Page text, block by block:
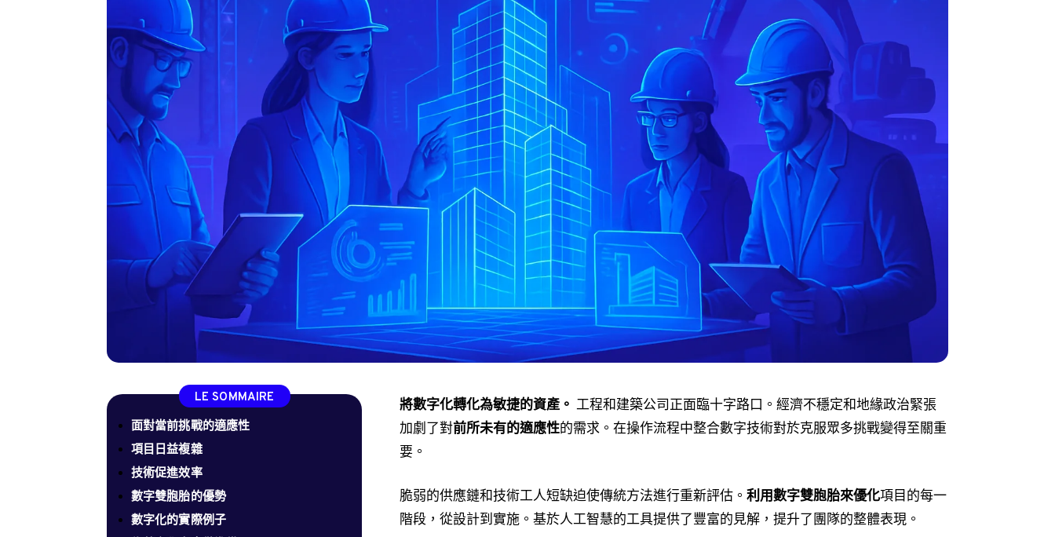
LE SOMMAIRE
面對當前挑戰的適應性
項目日益複雜
技術促進效率
數字雙胞胎的優勢
數字化的實際例子
將數字化轉化為敏捷的資產。 工程和建築公司正面臨十字路口。經濟不穩定和地緣政治緊張
加劇了對前所未有的適應性的需求。在操作流程中整合數字技術對於克服眾多挑戰變得至關重
要。
脆弱的供應鏈和技術工人短缺迫使傳統方法進行重新評估。利用數字雙胞胎來優化項目的每一
階段，從設計到實施。基於人工智慧的工具提供了豐富的見解，提升了團隊的整體表現。